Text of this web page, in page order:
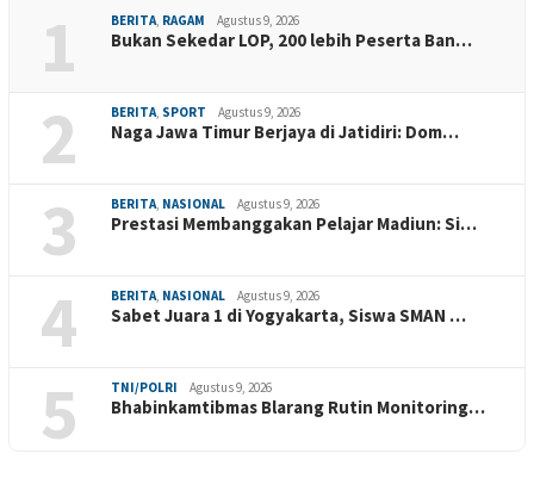
1 BERITA, RAGAM Agustus 9, 2026
Bukan Sekedar LOP, 200 lebih Peserta Ban…
2 BERITA, SPORT Agustus 9, 2026
Naga Jawa Timur Berjaya di Jatidiri: Dom…
3 BERITA, NASIONAL Agustus 9, 2026
Prestasi Membanggakan Pelajar Madiun: Si…
4 BERITA, NASIONAL Agustus 9, 2026
Sabet Juara 1 di Yogyakarta, Siswa SMAN …
5 TNI/POLRI Agustus 9, 2026
Bhabinkamtibmas Blarang Rutin Monitoring…